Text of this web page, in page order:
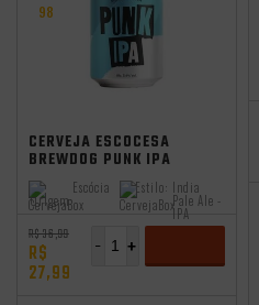
98
CERVEJA ESCOCESA
BREWDOG PUNK IPA
LATA 330ML
Origem:
Escócia Estilo: India
Pale Ale -
IPA
R$ 36,99
R$
27,99
+
-